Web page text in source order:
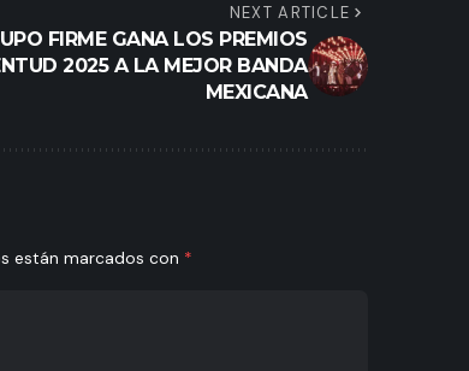
NEXT ARTICLE
FIRME GANA LOS PREMIOS
2025 A LA MEJOR BANDA
MEXICANA
están marcados con *